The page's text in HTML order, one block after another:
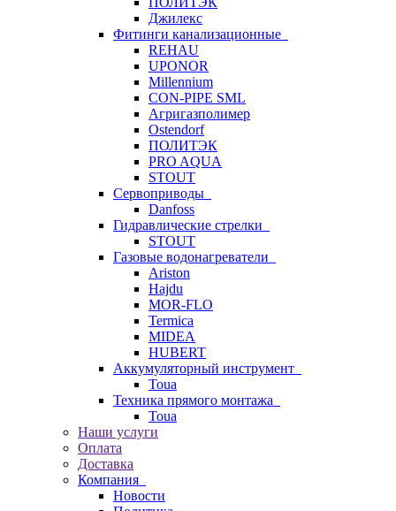
Джилекс
Фитинги канализационные
REHAU
UPONOR
Millennium
CON-PIPE SML
Агригазполимер
Ostendorf
ПОЛИТЭК
PRO AQUA
STOUT
Сервоприводы
Danfoss
Гидравлические стрелки
STOUT
Газовые водонагреватели
Ariston
Hajdu
MOR-FLO
Termica
MIDEA
HUBERT
Аккумуляторный инструмент
Toua
Техника прямого монтажа
Toua
Наши услуги
Оплата
Доставка
Компания
Новости